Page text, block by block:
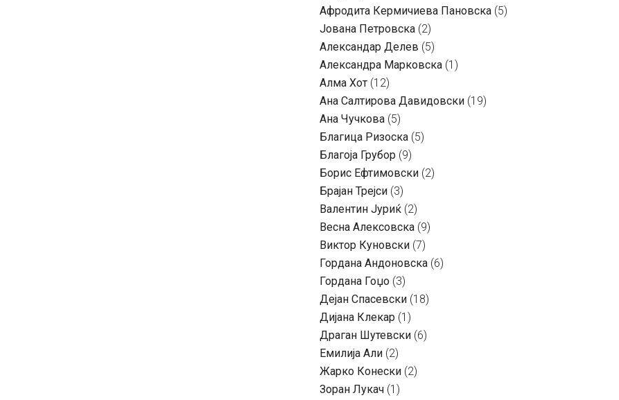
Aфродита Кермичиева Пановска (5)
Јована Петровска (2)
Александар Делев (5)
Александра Марковска (1)
Алма Хот (12)
Ана Салтирова Давидовски (19)
Ана Чучкова (5)
Благица Ризоска (5)
Благоја Грубор (9)
Борис Ефтимовски (2)
Брајан Трејси (3)
Валентин Јуриќ (2)
Весна Алексовска (9)
Виктор Куновски (7)
Гордана Андоновска (6)
Гордана Гоџо (3)
Дејан Спасевски (18)
Дијана Клекар (1)
Драган Шутевски (6)
Емилија Али (2)
Жарко Конески (2)
Зоран Лукач (1)